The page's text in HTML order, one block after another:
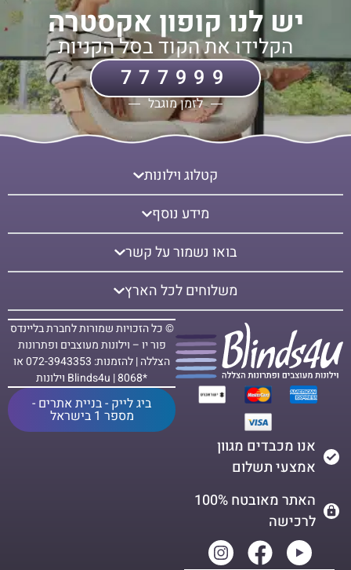
יש לנו קופון אקסטרה
הקלידו את הקוד בסל הקניות
777999
לזמן מוגבל
אנו מכבדים מגוון
אמצעי תשלום
האתר מאובטח 100%
לרכישה
© כל הזכויות שמורות לחברת בליינדס
פור יו – וילונות מעוצבים ופתרונות
הצללה | להזמנות: 072-3943353 או
*8068 | Blinds4u וילונות
ביג לייק - בניית אתרים -
מספר 1 בישראל
קטלוג וילונות
מידע נוסף
בואו נשמור על קשר
משלוחים לכל הארץ